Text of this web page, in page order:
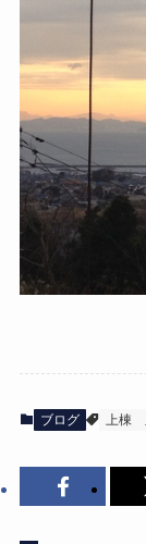
ブログ 上棟